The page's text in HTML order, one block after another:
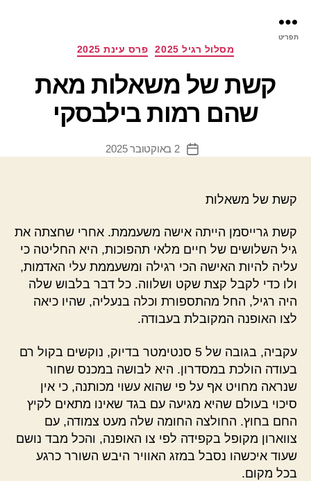
תפריט
קטגוריות מסלול רגיל 2025 פרס עינת 2025
קשת של משאלות מאת
שהם רמות בילבסקי
תאריך
2 באוקטובר 2025
קשת של משאלות
קשת גרייסמן הייתה אישה משעממת. אחרי שחצתה את
גיל השלושים של חיים מלאי תהפוכות, היא החליטה כי
עליה להיות האישה הכי רגילה ומשעממת עלי האדמות,
ולו כדי לקבל קצת שקט ושלווה. כל דבר בלבוש שלה
היה רגיל, החל מהתספורת וכלה בנעליה, שהיו כיאה
לצו האופנה המקובלת בעבודה.
עקביה, בגובה של 5 סנטימטר בדיוק, נוקשים בקול רם
בעודה הולכת במסדרון. היא לבושה במכנס שחור
שנראה מחויט אף על פי שהוא עשוי מכותנה, כי אין
סיכוי בעולם שהיא מגיעה עם בגד שאינו מתאים לקיץ
החם בחוץ. החולצה החומה שלה מעט צמודה, עם
צווארון מקופל בקפידה לפי צו האופנה, והכל מבד נושם
שעוד איכשהו נסבל במזג האוויר היבש השורר כרגע
בכל מקום.